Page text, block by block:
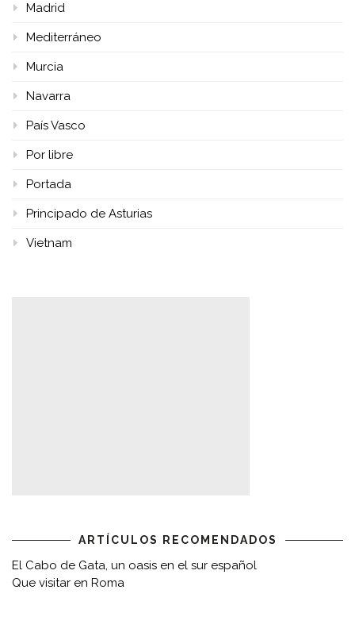
Madrid
Mediterráneo
Murcia
Navarra
País Vasco
Por libre
Portada
Principado de Asturias
Vietnam
ARTÍCULOS RECOMENDADOS
El Cabo de Gata, un oasis en el sur español
Que visitar en Roma